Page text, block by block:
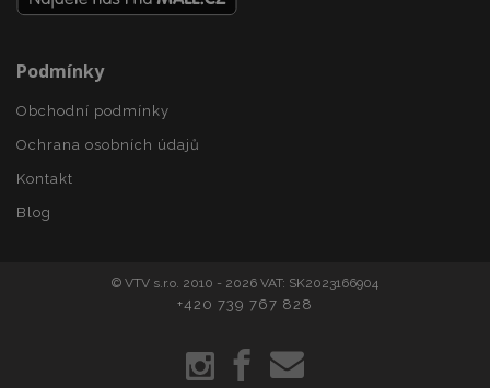
Podmínky
Obchodní podmínky
Ochrana osobních údajů
Kontakt
Blog
© VTV s.r.o. 2010 - 2026 VAT: SK2023166904
+420 739 767 828
mage-messages
recently_viewed_product_previous